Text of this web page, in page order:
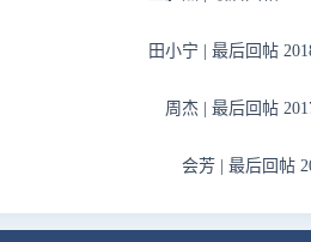
田小宁 最后回帖
周杰 最后回帖
会芳 最后回帖